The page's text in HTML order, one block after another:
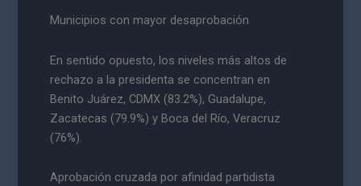
Municipios con mayor desaprobación
En sentido opuesto, los niveles más altos de
rechazo a la presidenta se concentran en
Benito Juárez, CDMX (83.2%), Guadalupe,
Zacatecas (79.9%) y Boca del Río, Veracruz
(76%).
Aprobación cruzada por afinidad partidista